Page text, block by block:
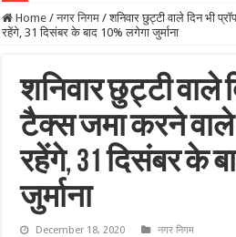
Home / नगर निगम / शनिवार छुट्टी वाले दिन भी
रहेंगे, 31 दिसंबर के बाद 10% लगेगा जुर्माना
शनिवार छुट्टी वाले
टैक्स जमा करने
रहेंगे, 31 दिसंबर के
जुर्माना
December 18, 2020 नगर निगम